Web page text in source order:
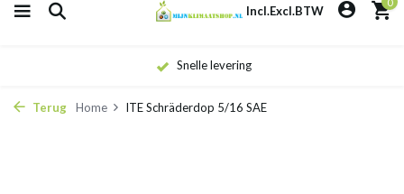
Incl.Excl.BTW
Snelle levering
Terug Home ITE Schräderdop 5/16 SAE